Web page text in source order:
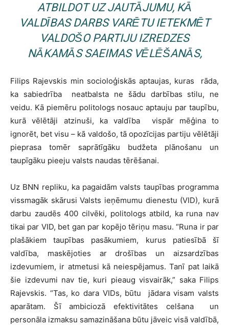
ATBILDOT UZ JAUTĀJUMU, KĀ
VALDĪBAS DARBS VARĒTU IETEKMĒT
VALDOŠO PARTIJU IZREDZES
NĀKAMĀS SAEIMAS VĒLĒŠANĀS,
Filips Rajevskis min socioloģiskās aptaujas, kuras rāda,
ka sabiedrība neatbalsta ne šādu darbības stilu, ne
veidu. Kā piemēru politologs nosauc aptauju par taupību,
kurā vēlētāji atzinuši, ka valdība vispār mēģina to
ignorēt, bet visu – kā valdošo, tā opozīcijas partiju vēlētāji
pieprasa tomēr saprātīgāku budžeta plānošanu un
taupīgāku pieeju valsts naudas tērēšanai.
Uz BNN repliku, ka pagaidām valsts taupības programma
vissmagāk skārusi Valsts ieņēmumu dienestu (VID), kurā
darbu zaudēs 400 cilvēki, politologs atbild, ka runa nav
tikai par VID, bet gan par kopējo tēriņu masu. “Runa ir par
plašākiem taupības pasākumiem, kurus patiesībā šī
valdība, maskējoties ar drošības un aizsardzības
izdevumiem, ir atmetusi kā neiespējamus. Tanī pat laikā
šie izdevumi nav tie, kuri pieaug visvairāk,” saka Filips
Rajevskis. “Tas, ko dara VIDs, būtu jādara visam valsts
aparātam. Šī ambiciozā efektivitātes celšana un
personāla izmaksu samazināšana būtu jāveic visā valdībā,